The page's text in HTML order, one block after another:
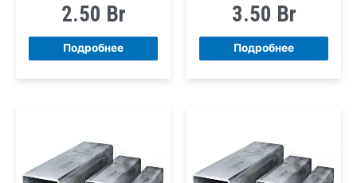
2.50 Br
Подробнее
3.50 Br
Подробнее